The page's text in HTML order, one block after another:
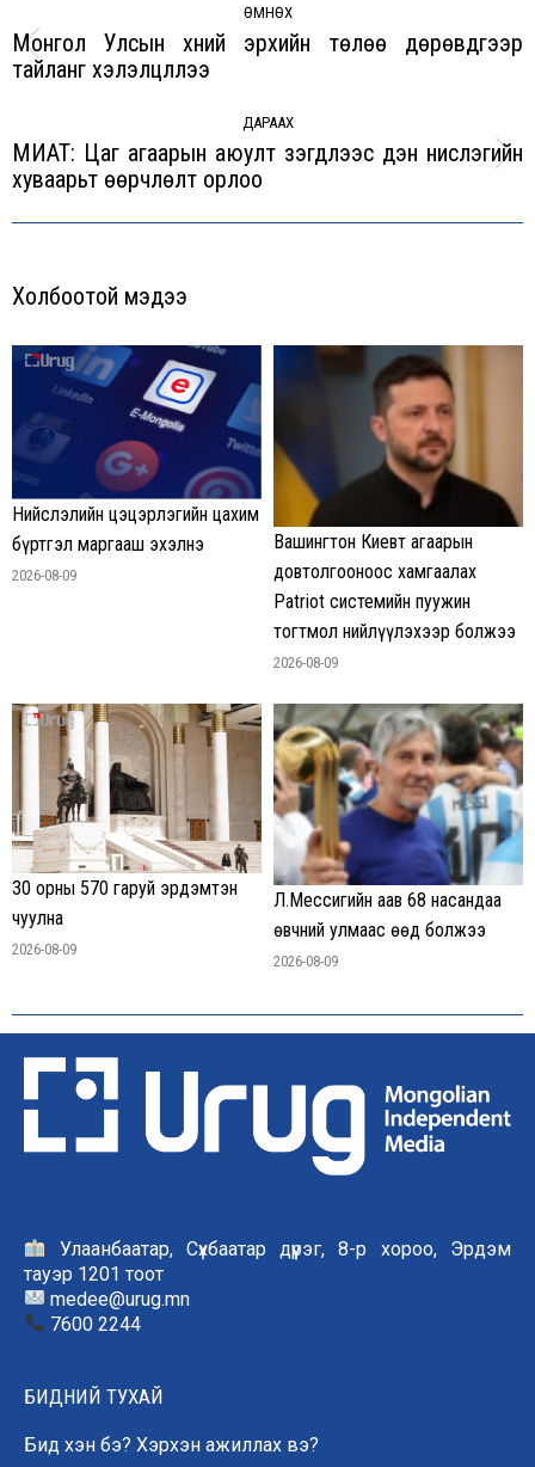
ӨМНӨХ
Previous
Монгол Улсын хүний эрхийн төлөө дөрөвдүгээр
тайланг хэлэлцүүллээ
ДАРААХ
Next
МИАТ: Цаг агаарын аюулт үзэгдлээс үүдэн нислэгийн
хуваарьт өөрчлөлт орлоо
Холбоотой мэдээ
Нийслэлийн цэцэрлэгийн цахим
бүртгэл маргааш эхэлнэ
2026-08-09
Вашингтон Киевт агаарын
довтолгооноос хамгаалах
Patriot системийн пуужин
тогтмол нийлүүлэхээр болжээ
2026-08-09
30 орны 570 гаруй эрдэмтэн
чуулна
2026-08-09
Л.Мессигийн аав 68 насандаа
өвчний улмаас өөд болжээ
2026-08-09
Улаанбаатар, Сүхбаатар дүүрэг, 8-р хороо, Эрдэм
тауэр 1201 тоот
medee@urug.mn
7600 2244
БИДНИЙ ТУХАЙ
Бид хэн бэ? Хэрхэн ажиллах вэ?